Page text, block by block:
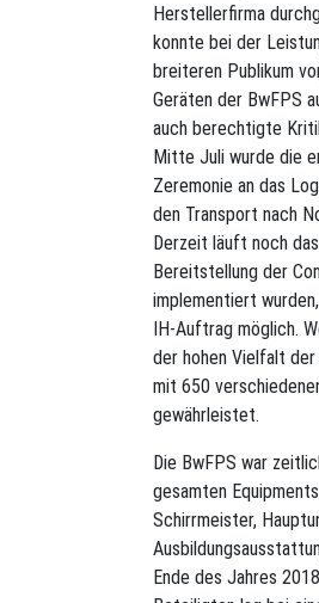
Herstellerfirma
konnte bei der
breiteren Publikum
Geräten der BwFPS
auch berechtigte
Mitte Juli wurde die
Zeremonie an das
den Transport nach
Derzeit läuft noch
Bereitstellung der
implementiert
IH-Auftrag möglich.
der hohen Vielfalt
mit 650
gewährleistet.
Die BwFPS war
gesamten
Schirrmeister,
Ende des Jahres